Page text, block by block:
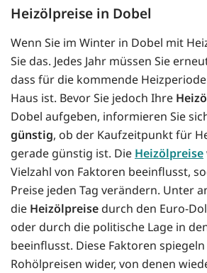
Heizölpreise in Dobel
Wenn Sie im Winter in Dobel mit
Sie das. Jedes Jahr müssen Sie
dass für die kommende
Haus ist. Bevor Sie jedoch Ihre
Dobel aufgeben, informieren Sie
günstig, ob der Kaufzeitpunkt für
gerade günstig ist. Die Heizölpreise
Vielzahl von Faktoren beeinflusst,
Preise jeden Tag verändern. Unter
die Heizölpreise durch den Euro-
oder durch die politische Lage in
beeinflusst. Diese Faktoren
Rohölpreisen wider, von denen